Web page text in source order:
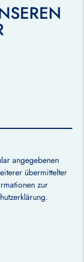
angegebenen
übermittelter
zur
.